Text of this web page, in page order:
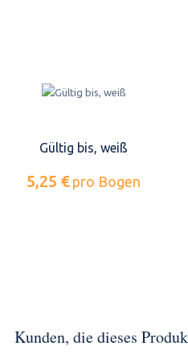
Gültig bis, weiß
5,25 € pro Bogen
Kunden, die dieses